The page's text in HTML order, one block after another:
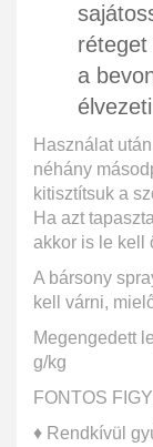
a
Használat
néhány
kitisztítsuk a
Ha azt
akkor is le kell
A bársony
kell várni,
Megengedett
g/kg
FONTOS
♦ Rendkívül